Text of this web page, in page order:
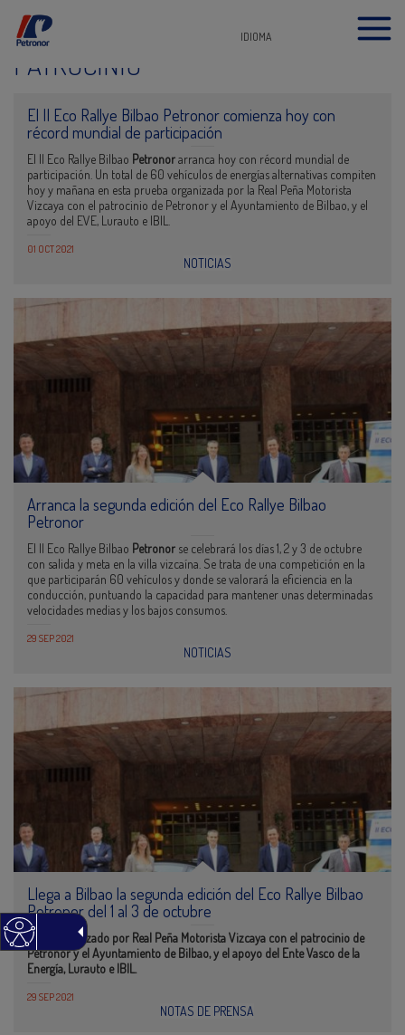
IDIOMA
PATROCINIO
El II Eco Rallye Bilbao Petronor comienza hoy con
récord mundial de participación
El II Eco Rallye Bilbao Petronorarranca hoy con récord mundial de
participación. Un total de 60 vehículos de energías alternativas compiten
hoy y mañana en esta prueba organizada por la Real Peña Motorista
Vizcaya con el patrocinio de Petronor y el Ayuntamiento de Bilbao, y el
apoyo del EVE, Lurauto e IBIL.
01 OCT 2021
NOTICIAS
Arranca la segunda edición del Eco Rallye Bilbao
Petronor
El II Eco Rallye Bilbao Petronor se celebrará los días 1, 2 y 3 de octubre
con salida y meta en la villa vizcaína. Se trata de una competición en la
que participarán 60 vehículos y donde se valorará la eficiencia en la
conducción, puntuando la capacidad para mantener unas determinadas
velocidades medias y los bajos consumos.
29 SEP 2021
NOTICIAS
Llega a Bilbao la segunda edición del Eco Rallye Bilbao
Petronor del 1 al 3 de octubre
-Está organizado por Real Peña Motorista Vizcaya con el patrocinio de
Petronor y el Ayuntamiento de Bilbao, y el apoyo del Ente Vasco de la
Energía, Lurauto e IBIL.
29 SEP 2021
NOTAS DE PRENSA